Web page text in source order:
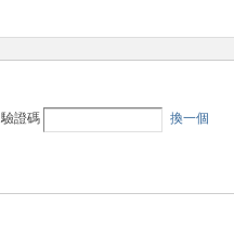
驗證碼 換一個